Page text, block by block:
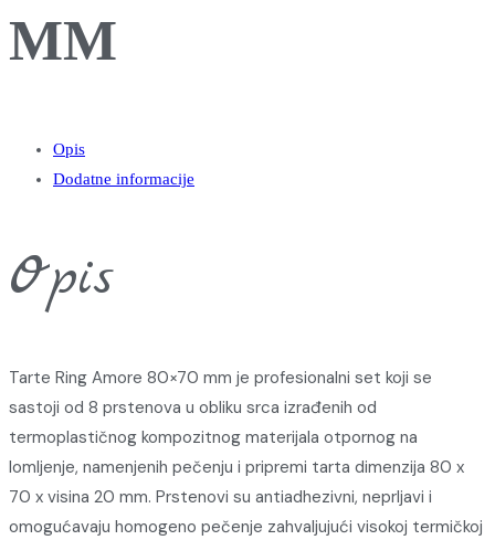
MM
Opis
Dodatne informacije
Opis
Tarte Ring Amore 80×70 mm je profesionalni set koji se
sastoji od 8 prstenova u obliku srca izrađenih od
termoplastičnog kompozitnog materijala otpornog na
lomljenje, namenjenih pečenju i pripremi tarta dimenzija 80 x
70 x visina 20 mm. Prstenovi su antiadhezivni, neprljavi i
omogućavaju homogeno pečenje zahvaljujući visokoj termičkoj